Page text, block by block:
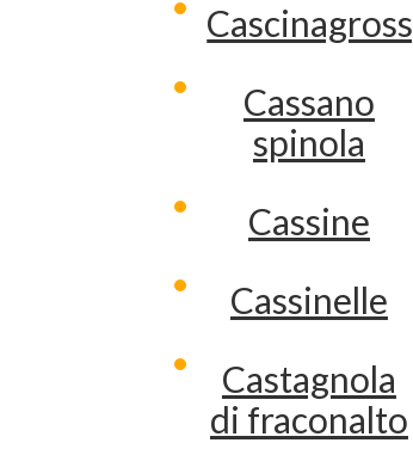
Cascinagrossa
Cassano
spinola
Cassine
Cassinelle
Castagnola
di fraconalto